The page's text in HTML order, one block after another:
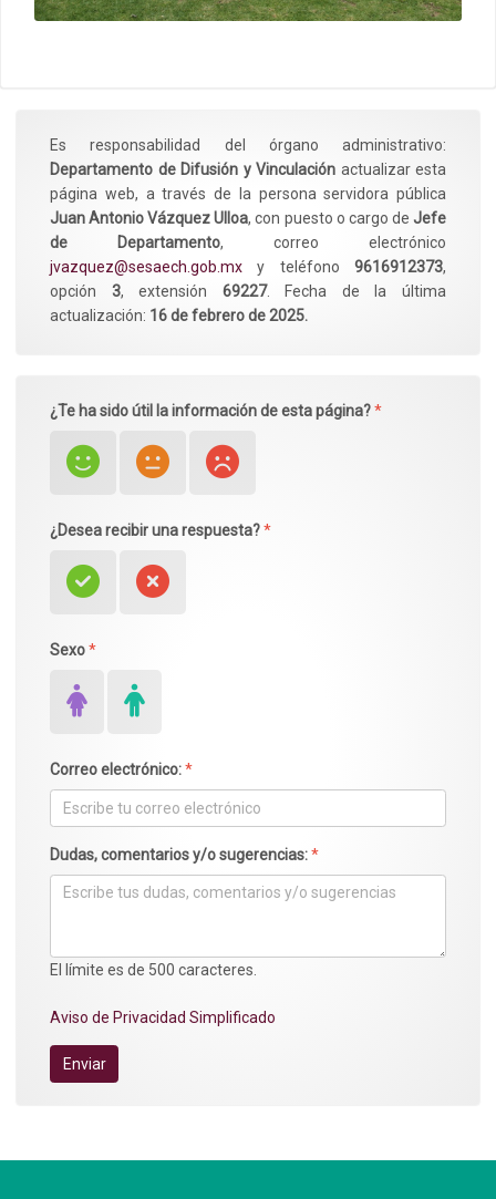
Es responsabilidad del órgano administrativo:
Departamento de Difusión y Vinculación actualizar esta
página web, a través de la persona servidora pública
Juan Antonio Vázquez Ulloa, con puesto o cargo de Jefe
de Departamento, correo electrónico
jvazquez@sesaech.gob.mx y teléfono 9616912373,
opción 3, extensión 69227. Fecha de la última
actualización: 16 de febrero de 2025.
¿Te ha sido útil la información de esta página?*
¿Desea recibir una respuesta?*
Sexo*
Correo electrónico:*
Dudas, comentarios y/o sugerencias:*
El límite es de 500 caracteres.
Aviso de Privacidad Simplificado
Enviar